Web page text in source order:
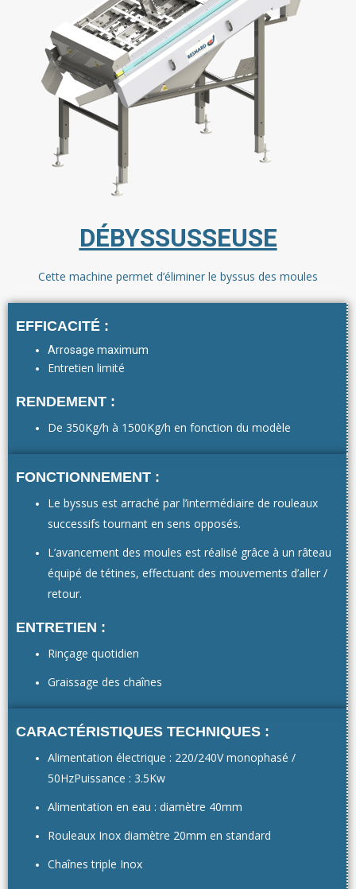
DÉBYSSUSSEUSE
Cette machine permet d’éliminer le byssus des moules
EFFICACITÉ :
Arrosage maximum
Entretien limité
RENDEMENT :
De 350Kg/h à 1500Kg/h en fonction du modèle
FONCTIONNEMENT :
Le byssus est arraché par l’intermédiaire de rouleaux
successifs tournant en sens opposés.
L’avancement des moules est réalisé grâce à un râteau
équipé de tétines, effectuant des mouvements d’aller /
retour.
ENTRETIEN :
Rinçage quotidien
Graissage des chaînes
CARACTÉRISTIQUES TECHNIQUES :
Alimentation électrique : 220/240V monophasé /
50HzPuissance : 3.5Kw
Alimentation en eau : diamètre 40mm
Rouleaux Inox diamètre 20mm en standard
Chaînes triple Inox